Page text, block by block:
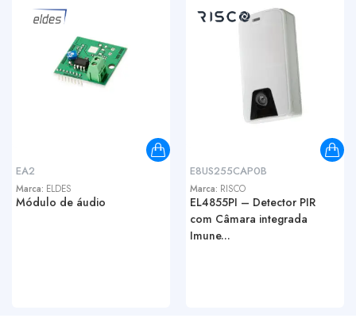
EA2
Marca: ELDES
Módulo de áudio
E8US255CAP0B
Marca: RISCO
EL4855PI – Detector PIR
com Câmara integrada
Imune...